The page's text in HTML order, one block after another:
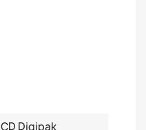
CD Digipak